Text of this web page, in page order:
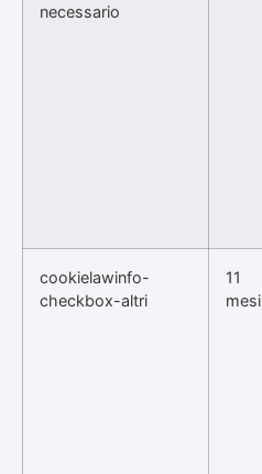
necessario
cookielawinfo-
checkbox-altri
11
mesi